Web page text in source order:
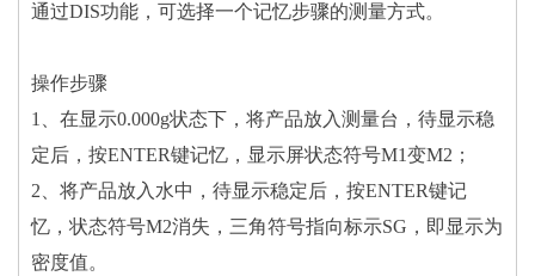
通过DIS功能，可选择一个记忆步骤的测量方式。
操作步骤
1、在显示0.000g状态下，将产品放入测量台，待显示稳
定后，按ENTER键记忆，显示屏状态符号M1变M2；
2、将产品放入水中，待显示稳定后，按ENTER键记
忆，状态符号M2消失，三角符号指向标示SG，即显示为
密度值。